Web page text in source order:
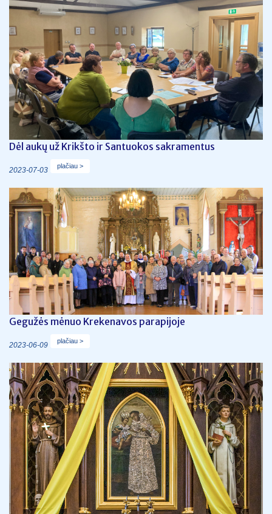
Dėl aukų už Krikšto ir Santuokos sakramentus
2023-07-03 plačiau >
Gegužės mėnuo Krekenavos parapijoje
2023-06-09 plačiau >